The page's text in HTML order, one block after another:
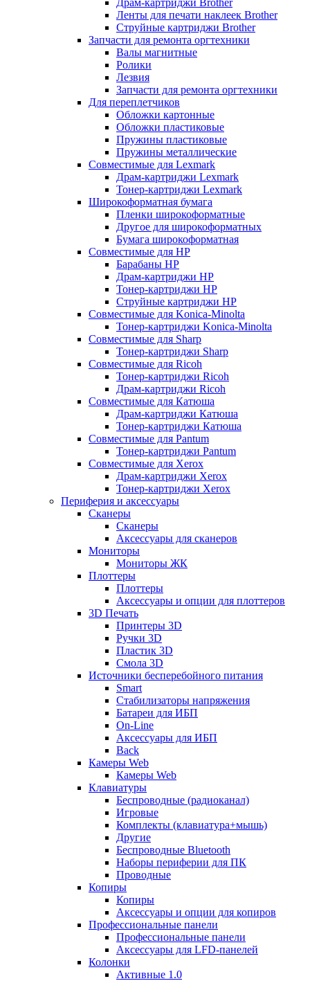
Драм-картриджи Brother
Ленты для печати наклеек Brother
Струйные картриджи Brother
Запчасти для ремонта оргтехники
Валы магнитные
Ролики
Лезвия
Запчасти для ремонта оргтехники
Для переплетчиков
Обложки картонные
Обложки пластиковые
Пружины пластиковые
Пружины металлические
Совместимые для Lexmark
Драм-картриджи Lexmark
Тонер-картриджи Lexmark
Широкоформатная бумага
Пленки широкоформатные
Другое для широкоформатных
Бумага широкоформатная
Совместимые для HP
Барабаны HP
Драм-картриджи HP
Тонер-картриджи HP
Струйные картриджи HP
Совместимые для Konica-Minolta
Тонер-картриджи Konica-Minolta
Совместимые для Sharp
Тонер-картриджи Sharp
Совместимые для Ricoh
Тонер-картриджи Ricoh
Драм-картриджи Ricoh
Совместимые для Катюша
Драм-картриджи Катюша
Тонер-картриджи Катюша
Совместимые для Pantum
Тонер-картриджи Pantum
Совместимые для Xerox
Драм-картриджи Xerox
Тонер-картриджи Xerox
Периферия и аксессуары
Сканеры
Сканеры
Аксессуары для сканеров
Мониторы
Мониторы ЖК
Плоттеры
Плоттеры
Аксессуары и опции для плоттеров
3D Печать
Принтеры 3D
Ручки 3D
Пластик 3D
Смола 3D
Источники бесперебойного питания
Smart
Стабилизаторы напряжения
Батареи для ИБП
On-Line
Аксессуары для ИБП
Back
Камеры Web
Камеры Web
Клавиатуры
Беспроводные (радиоканал)
Игровые
Комплекты (клавиатура+мышь)
Другие
Беспроводные Bluetooth
Наборы периферии для ПК
Проводные
Копиры
Копиры
Аксессуары и опции для копиров
Профессиональные панели
Профессиональные панели
Аксессуары для LFD-панелей
Колонки
Активные 1.0